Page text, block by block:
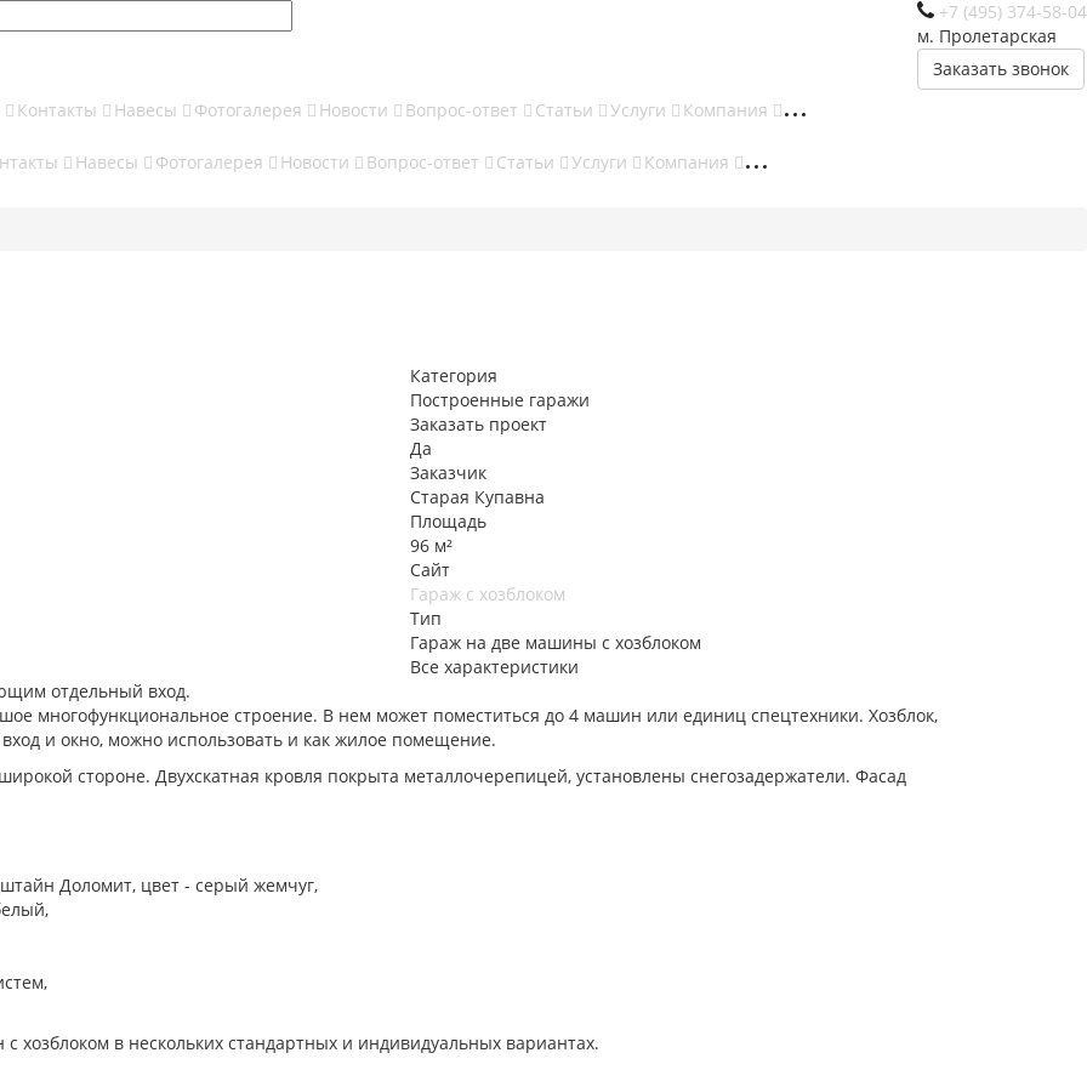
+7 (495) 374-58-04
м. Пролетарская
Заказать звонок
Контакты Навесы Фотогалерея Новости Вопрос-ответ Статьи Услуги Компания
Навесы Фотогалерея Новости Вопрос-ответ Статьи Услуги Компания
Категория
Построенные гаражи
Заказать проект
Да
Заказчик
Старая Купавна
Площадь
96 м²
Сайт
Гараж с хозблоком
Тип
Гараж на две машины с хозблоком
Все характеристики
отдельный вход.
многофункциональное строение. В нем может поместиться до 4 машин или единиц спецтехники. Хозблок,
и окно, можно использовать и как жилое помещение.
стороне. Двухскатная кровля покрыта металлочерепицей, установлены снегозадержатели. Фасад
Доломит, цвет - серый жемчуг,
хозблоком в нескольких стандартных и индивидуальных вариантах.